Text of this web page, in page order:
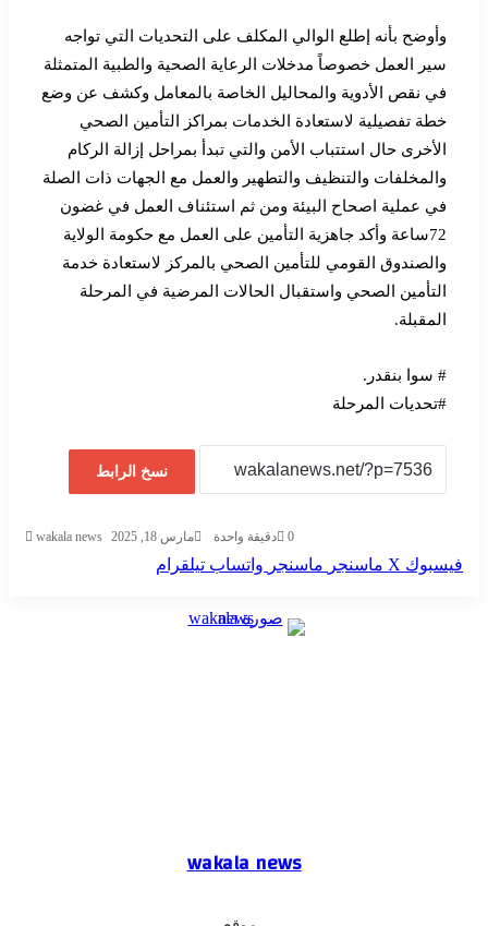
وأوضح بأنه إطلع الوالي المكلف على التحديات التي تواجه
سير العمل خصوصاً مدخلات الرعاية الصحية والطبية المتمثلة
في نقص الأدوية والمحاليل الخاصة بالمعامل وكشف عن وضع
خطة تفصيلية لاستعادة الخدمات بمراكز التأمين الصحي
الأخرى حال استتباب الأمن والتي تبدأ بمراحل إزالة الركام
والمخلفات والتنظيف والتطهير والعمل مع الجهات ذات الصلة
في عملية اصحاح البيئة ومن ثم استئناف العمل في غضون
72ساعة وأكد جاهزية التأمين على العمل مع حكومة الولاية
والصندوق القومي للتأمين الصحي بالمركز لاستعادة خدمة
التأمين الصحي واستقبال الحالات المرضية في المرحلة
المقبلة.
# سوا بنقدر.
#تحديات المرحلة
نسخ الرابط
wakala news مارس 18, 2025 0 دقيقة واحدة
فيسبوك ‫X ماسنجر ماسنجر واتساب تيلقرام
wakala news